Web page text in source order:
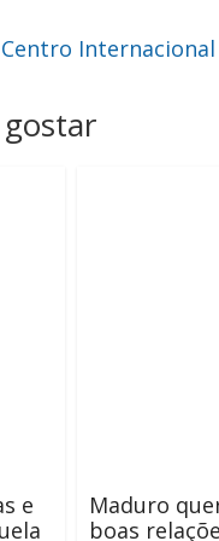
Centro
e
Maduro
boas